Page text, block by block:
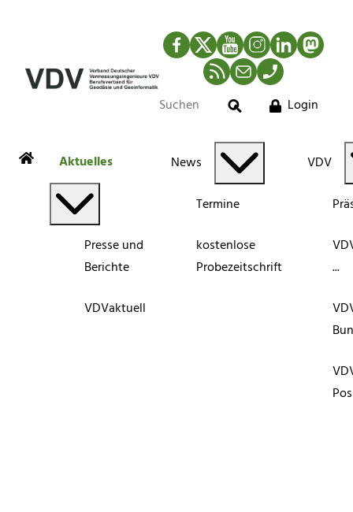
Facebook
TwitterYouTubeInstagram
LinkedIn
RSS-Newsfeed
MailTelefon
Suche
Login
Aktuelles
Presse und
Berichte
VDVaktuell
News
Termine
kostenlose
Probezeitschrift
VDV
...